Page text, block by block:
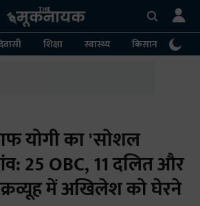
शिक्षा स्वास्थ्य किसान
योगी का 'सोशल
25 OBC, 11 दलित और
में अखिलेश को घेरने